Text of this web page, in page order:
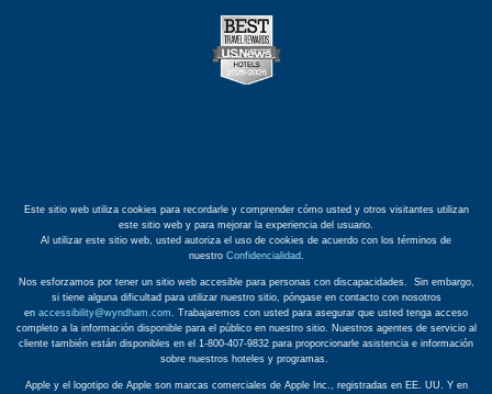
Este sitio web utiliza cookies para recordarle y comprender cómo usted y otros visitantes utilizan
este sitio web y para mejorar la experiencia del usuario.
Al utilizar este sitio web, usted autoriza el uso de cookies de acuerdo con los términos de
nuestro Confidencialidad
Nos esforzamos por tener un sitio web accesible para personas con discapacidades. Sin embargo,
si tiene alguna dificultad para utilizar nuestro sitio, póngase en contacto con nosotros
en accessibility@wyndham.com . Trabajaremos con usted para asegurar que usted tenga acceso
completo a la información disponible para el público en nuestro sitio. Nuestros agentes de servicio al
cliente también están disponibles en el 1-800-407-9832 para proporcionarle asistencia e información
sobre nuestros hoteles y programas.
Apple y el logotipo de Apple son marcas comerciales de Apple Inc., registradas en EE. UU. Y en